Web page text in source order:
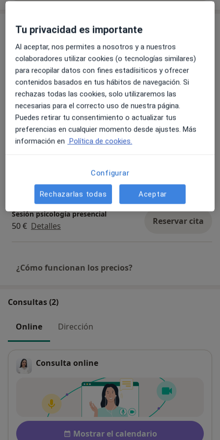
- soy muy organizada y resolutiva
- cercanía y transparencia
- interés palpable por mis pacientes
- respeto y confianza durante mis sesiones
- ausencia de juicio
- soy atenta y detallistaCreo en la importancia de
brindar un espacio seguro y confidencial donde
puedas explorar tus emociones, pensamientos y
comportamientos.
Te acompaño ayudándote a alcanzar un mayor
cambio positivo en tu vida, consiguiendo tu mejor
versión.
Mi enfoque terapéutico está orientado a garantizar un
espacio seguro, confidencial, un cuidado integral,
individualizado y personalizado, adaptado
constantemente a las necesidades propias de cada
paciente.
autonocimiento, bienestar y salud mental.
Servicios y precios
Consulta online
50 € Detalles Reservar cita
Primera visita Psicología
Detalles Reservar cita
Psicología infanto- juvenil
50 € Detalles
Primera consulta online
Detalles
Sesión psicología presencial
50 € Detalles Reservar cita
¿Cómo funcionan los precios?
Consultas (2)
Online Dirección
Consulta online
Disponibilidad
Mostrar el calendario
Tu privacidad es importante
Al aceptar, nos permites a nosotros y a nuestros
colaboradores utilizar cookies (o tecnologías similares)
para recopilar datos con fines estadísiticos y ofrecer
contenidos basados en tus hábitos de navegación. Si
rechazas todas las cookies, solo utilizaremos las
necesarias para el correcto uso de nuestra página.
Puedes retirar tu consentimiento o actualizar tus
preferencias en cualquier momento desde ajustes. Más
información en Política de cookies.
Configurar
Rechazarlas todas Aceptar